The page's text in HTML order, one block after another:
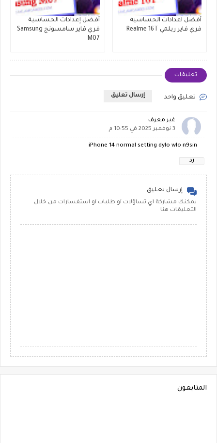
أفضل اعدادات الحساسية
فري فاير ريلمي Realme 16T
أفضل إعدادات الحساسية
فري فاير سامسونج Samsung
M07
تعليقات
تعليق واحد إرسال تعليق
غير معرف
3 نوفمبر 2025 في 10:55 م
iPhone 14 normal setting dylo wlo n9sin
رد
إرسال تعليق
يمكنك مشاركة أي تساؤلات أو طلبات أو استفسارات من خلال
التعليقات هنا
المتابعون